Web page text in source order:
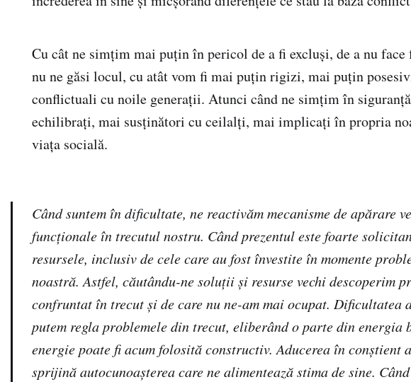
Cu cât ne simțim mai puțin în pericol de a fi excluși, de a nu
nu ne găsi locul, cu atât vom fi mai puțin rigizi, mai puțin
conflictuali cu noile generații. Atunci când ne simțim în
echilibrați, mai susținători cu ceilalți, mai implicați în propria
viața socială.
Când suntem în dificultate, ne reactivăm mecanisme de apărare
funcționale în trecutul nostru. Când prezentul este foarte
resursele, inclusiv de cele care au fost învestite în momente
noastră. Astfel, căutându-ne soluții și resurse vechi descoperim
confruntat în trecut și de care nu ne-am mai ocupat. Dificultatea
putem regla problemele din trecut, eliberând o parte din energia
energie poate fi acum folosită constructiv. Aducerea în conștient
sprijină autocunoașterea care ne alimentează stima de sine.